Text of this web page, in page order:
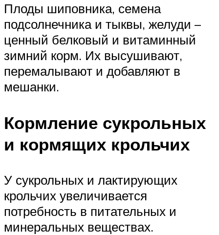
Плоды шиповника, семена
подсолнечника и тыквы, желуди –
ценный белковый и витаминный
зимний корм. Их высушивают,
перемалывают и добавляют в
мешанки.
Кормление сукрольных
и кормящих крольчих
У сукрольных и лактирующих
крольчих увеличивается
потребность в питательных и
минеральных веществах.